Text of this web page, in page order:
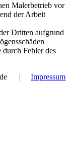
Malerbetrieb vor
der Arbeit
Dritten aufgrund
durch Fehler des
|
Impressum